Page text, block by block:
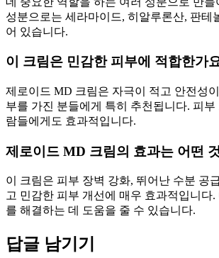
성분으로는 세라마이드, 히알루론산, 판테
어 있습니다.
이 크림은 민감한 피부에 적합한가
제로이드 MD 크림은 자극이 적고 안전성
부를 가진 분들에게 특히 추천됩니다. 피
람들에게도 효과적입니다.
제로이드 MD 크림의 효과는 어떤
이 크림은 피부 장벽 강화, 뛰어난 수분 공
고 민감한 피부 개선에 매우 효과적입니다.
를 해결하는 데 도움을 줄 수 있습니다.
답글 남기기